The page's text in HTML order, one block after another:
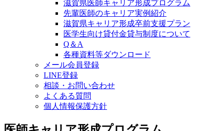
滋賀県医師キャリア形成プログラム
先輩医師のキャリア実例紹介
滋賀県キャリア形成卒前支援プラン
医学生向け貸付金貸与制度について
Q＆A
各種資料等ダウンロード
メール会員登録
LINE登録
相談・お問い合わせ
よくある質問
個人情報保護方針